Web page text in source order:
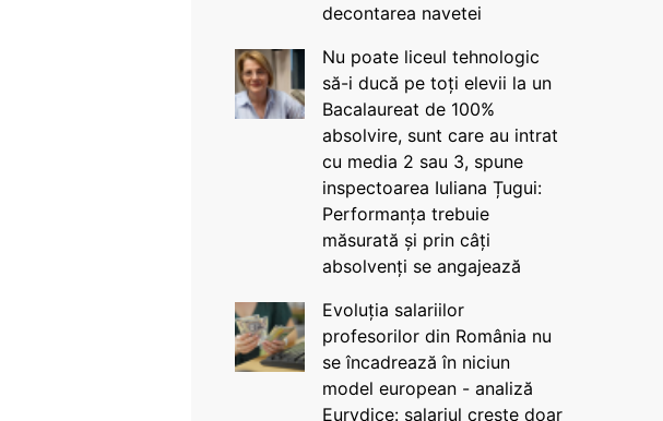
decontarea navetei
Nu poate liceul tehnologic
să-i ducă pe toți elevii la un
Bacalaureat de 100%
absolvire, sunt care au intrat
cu media 2 sau 3, spune
inspectoarea Iuliana Țugui:
Performanța trebuie
măsurată și prin câți
absolvenți se angajează
Evoluția salariilor
profesorilor din România nu
se încadrează în niciun
model european - analiză
Eurydice: salariul crește doar